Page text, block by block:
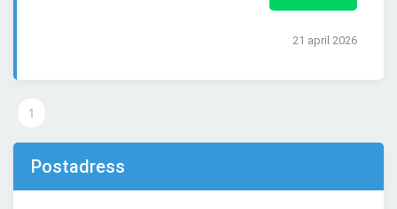
21 april 2026
1
Postadress